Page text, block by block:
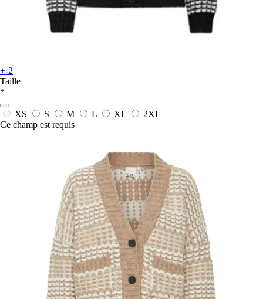
+-2
Taille
*
XS S M L XL
2XL
Ce champ est requis